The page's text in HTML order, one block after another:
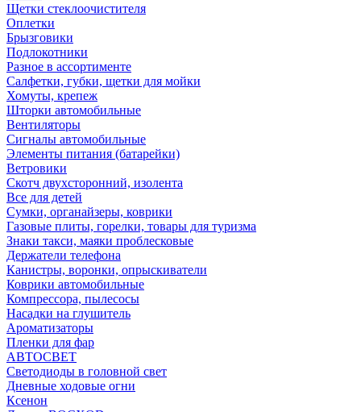
Щетки стеклоочистителя
Оплетки
Брызговики
Подлокотники
Разное в ассортименте
Салфетки, губки, щетки для мойки
Хомуты, крепеж
Шторки автомобильные
Вентиляторы
Сигналы автомобильные
Элементы питания (батарейки)
Ветровики
Скотч двухсторонний, изолента
Все для детей
Сумки, органайзеры, коврики
Газовые плиты, горелки, товары для туризма
Знаки такси, маяки проблесковые
Держатели телефона
Канистры, воронки, опрыскиватели
Коврики автомобильные
Компрессора, пылесосы
Насадки на глушитель
Ароматизаторы
Пленки для фар
АВТОСВЕТ
Светодиоды в головной свет
Дневные ходовые огни
Ксенон